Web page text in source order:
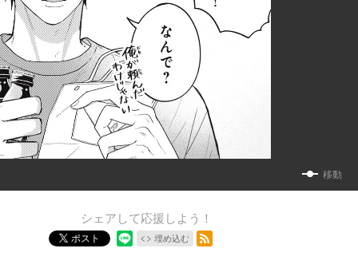
移動
シェアして応援しよう！
ポスト 埋め込む